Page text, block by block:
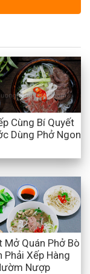
Cùng Bí Quyết
Dùng Phở Ngon
Mở Quán Phở Bò
Phải Xếp Hàng
Nượp